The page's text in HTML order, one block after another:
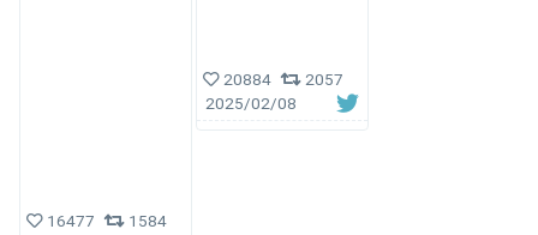
16477 1584
20884
2057
2025/02/08